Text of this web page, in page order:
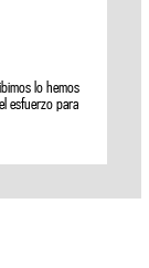
lo hemos
esfuerzo para